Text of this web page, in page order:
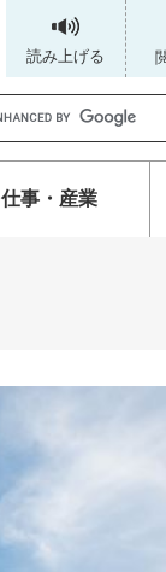
読み上げる
仕事・産業